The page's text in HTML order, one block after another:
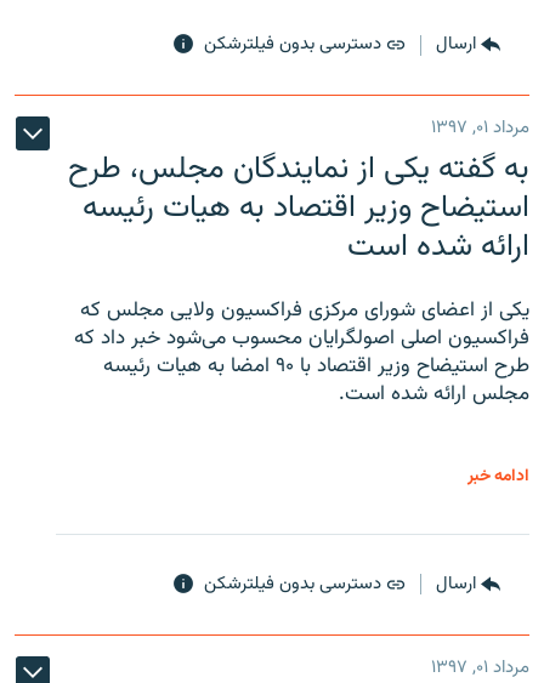
ارسال دسترسی بدون فیلترشکن
مرداد ۰۱, ۱۳۹۷
به گفته یکی از نمایندگان مجلس، طرح
استیضاح وزیر اقتصاد به هیات رئیسه
ارائه شده است
یکی از اعضای شورای مرکزی فراکسیون ولایی مجلس که
فراکسیون اصلی اصولگرایان محسوب می‌شود خبر داد که
طرح استیضاح وزیر اقتصاد با ۹۰ امضا به هیات رئیسه
مجلس ارائه شده است.
ادامه خبر
ارسال دسترسی بدون فیلترشکن
مرداد ۰۱, ۱۳۹۷